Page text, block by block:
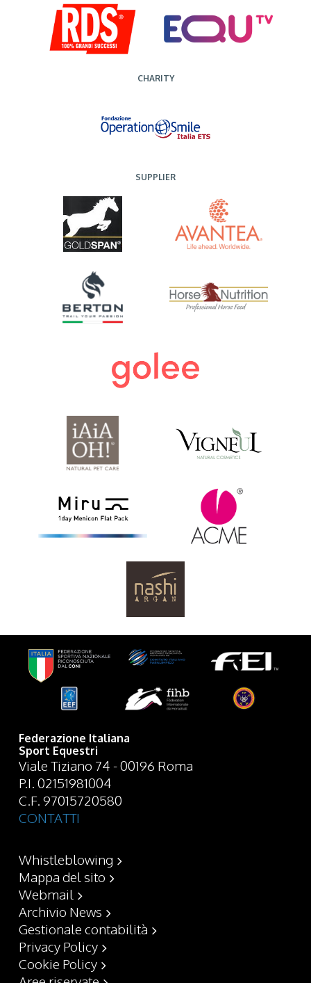
CHARITY
SUPPLIER
Federazione Italiana
Sport Equestri
Viale Tiziano 74 - 00196 Roma
P.I. 02151981004
C.F. 97015720580
CONTATTI
Whistleblowing
Mappa del sito
Webmail
Archivio News
Gestionale contabilità
Privacy Policy
Cookie Policy